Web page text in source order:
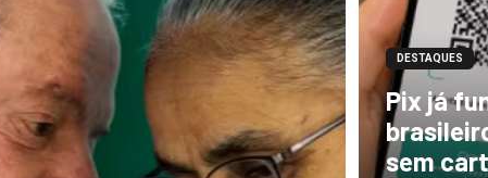
DESTAQUES
Pix já
sem